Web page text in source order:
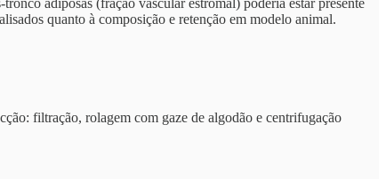
quanto à composição e retenção em modelo animal.
filtração, rolagem com gaze de algodão e centrifugação